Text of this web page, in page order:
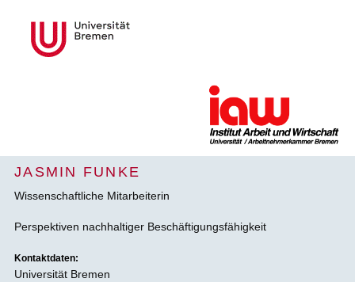
JASMIN FUNKE
Wissenschaftliche Mitarbeiterin
Perspektiven nachhaltiger Beschäftigungsfähigkeit
Kontaktdaten:
Universität Bremen